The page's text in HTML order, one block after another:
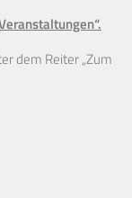
dem Reiter „Zum